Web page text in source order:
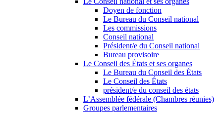
Doyen de fonction
Le Bureau du Conseil national
Les commissions
Conseil national
Président/e du Conseil national
Bureau provisoire
Le Conseil des États et ses organes
Le Bureau du Conseil des États
Le Conseil des États
président/e du conseil des états
L’Assemblée fédérale (Chambres réunies)
Groupes parlementaires